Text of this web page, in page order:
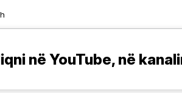
në YouTube, në